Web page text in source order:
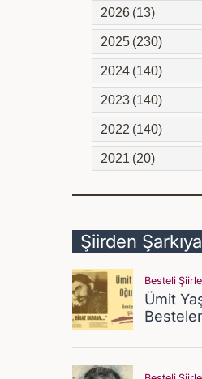
2026 (13)
2025 (230)
2024 (140)
2023 (140)
2022 (140)
2021 (20)
Şiirden Şarkıya